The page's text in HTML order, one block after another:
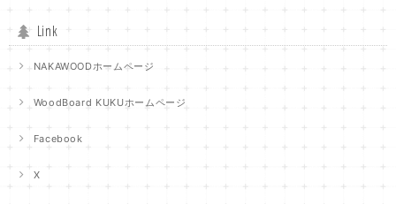
Link
NAKAWOODホームページ
WoodBoard KUKUホームページ
Facebook
X